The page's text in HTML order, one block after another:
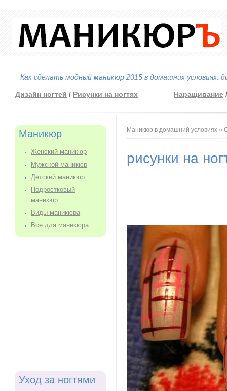
Как сделать модный маникюр 2015 в домашних условиях:
Дизайн ногтей / Рисунки на ногтях Наращивание
Маникюр
Женский маникюр
Мужской маникюр
Детский маникюр
Подростковый
маникюр
Виды маникюра
Все для маникюра
Уход за ногтями
Вы здесь
Маникюр в домашний условиях »
рисунки на